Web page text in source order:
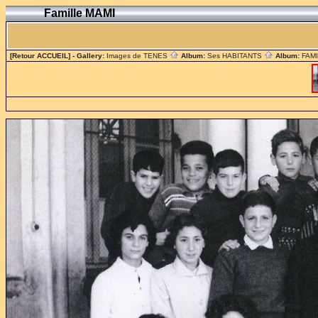
Famille MAMI
[Retour ACCUEIL] - Gallery: Images de TENES Album: Ses HABITANTS Album: